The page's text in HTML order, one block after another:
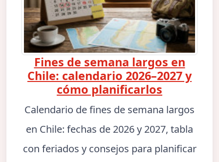
Fines de semana largos en
Chile: calendario 2026–2027 y
cómo planificarlos
Calendario de fines de semana largos
en Chile: fechas de 2026 y 2027, tabla
con feriados y consejos para planificar